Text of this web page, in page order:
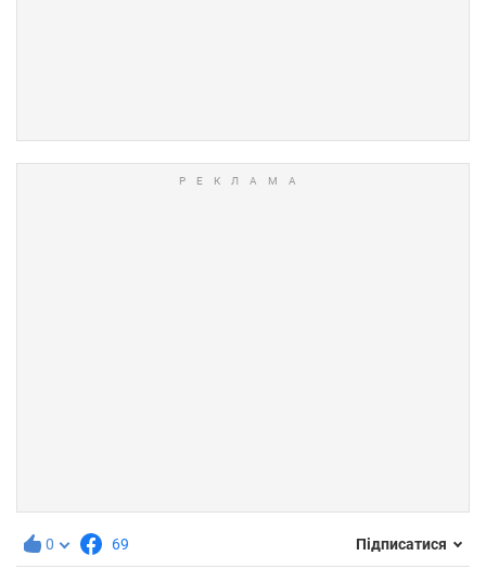
0 69 Підписатися